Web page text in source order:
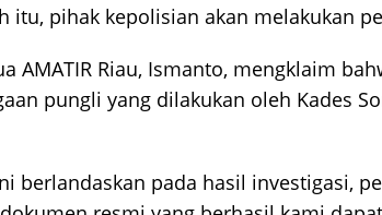
itu, pihak kepolisian akan melakukan
AMATIR Riau, Ismanto, mengklaim
pungli yang dilakukan oleh Kades
berlandaskan pada hasil investigasi,